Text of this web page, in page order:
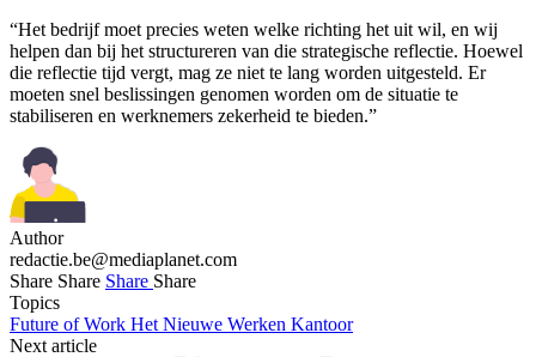
“Het bedrijf moet precies weten welke richting het uit wil, en wij
helpen dan bij het structureren van die strategische reflectie. Hoewel
die reflectie tijd vergt, mag ze niet te lang worden uitgesteld. Er
moeten snel beslissingen genomen worden om de situatie te
stabiliseren en werknemers zekerheid te bieden.”
Author
redactie.be@mediaplanet.com
Share Share Share Share
Topics
Future of Work Het Nieuwe Werken Kantoor
Next article